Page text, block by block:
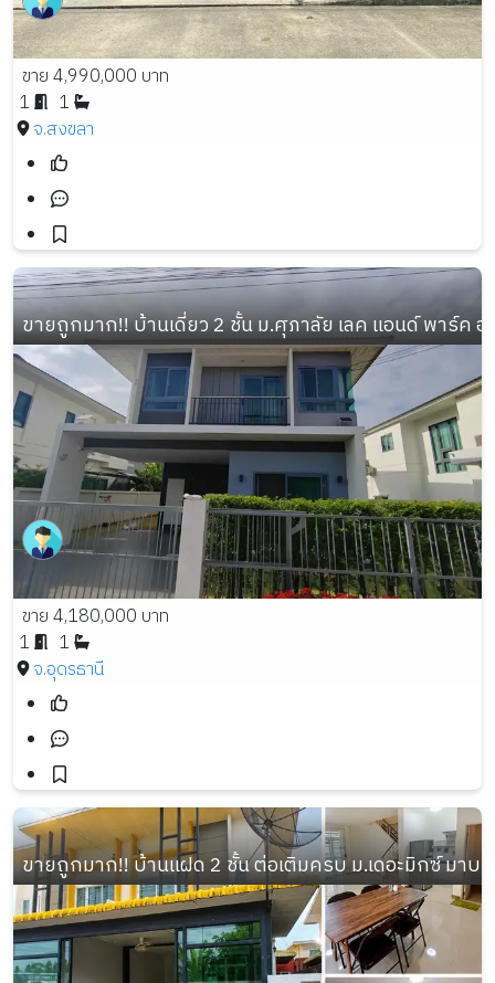
ขาย 4,990,000 บาท
1
1
จ.สงขลา
ขายถูกมาก!! บ้านเดี่ยว 2 ชั้น ม.ศุภาลัย เลค แอนด์ พาร์ค อ.
ขาย 4,180,000 บาท
1
1
จ.อุดรธานี
ขายถูกมาก!! บ้านแฝด 2 ชั้น ต่อเติมครบ ม.เดอะมิกซ์ มาบ